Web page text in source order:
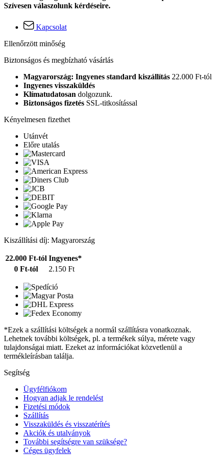
Szívesen válaszolunk kérdéseire.
Kapcsolat
Ellenőrzött minőség
Biztonságos és megbízható vásárlás
Magyarország: Ingyenes standard kiszállítás 22.000 Ft-tól
Ingyenes visszaküldés
Klímatudatosan dolgozunk.
Biztonságos fizetés SSL-titkosítással
Kényelmesen fizethet
Utánvét
Előre utalás
Kiszállítási díj: Magyarország
22.000 Ft-tól Ingyenes*
0 Ft-tól
2.150 Ft
*Ezek a szállítási költségek a normál szállításra vonatkoznak.
Lehetnek további költségek, pl. a termékek súlya, mérete vagy
tulajdonságai miatt. Ezeket az információkat közvetlenül a
termékleírásban találja.
Segítség
Ügyfélfiókom
Hogyan adjak le rendelést
Fizetési módok
Szállítás
Visszaküldés és visszatérítés
Akciók és utalványok
További segítségre van szüksége?
Céges ügyfelek